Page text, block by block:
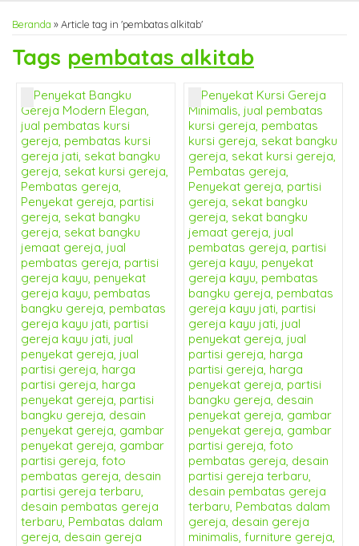
Beranda »Article tag in 'pembatas alkitab'
Tags pembatas alkitab